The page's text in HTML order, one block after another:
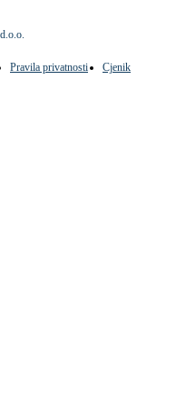
Pravila privatnosti
Cjenik